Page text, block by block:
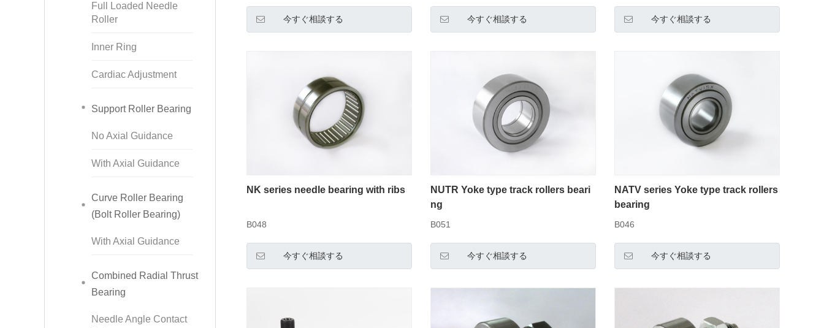
Full Loaded Needle
Roller
Inner Ring
Cardiac Adjustment
Support Roller Bearing
No Axial Guidance
With Axial Guidance
Curve Roller Bearing
(Bolt Roller Bearing)
With Axial Guidance
Combined Radial Thrust
Bearing
Needle Angle Contact
今すぐ相談する 今すぐ相談する 今すぐ相談する
NK series needle bearing with ribs
B048
今すぐ相談する
NUTR Yoke type track rollers beari
ng
B051
今すぐ相談する
NATV series Yoke type track rollers
bearing
B046
今すぐ相談する